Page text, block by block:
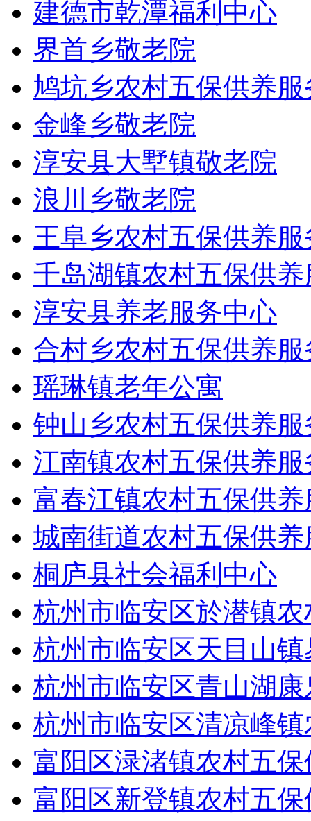
建德市乾潭福利中心
界首乡敬老院
鸠坑乡农村五保供养
金峰乡敬老院
淳安县大墅镇敬老院
浪川乡敬老院
王阜乡农村五保供养
千岛湖镇农村五保供
淳安县养老服务中心
合村乡农村五保供养
瑶琳镇老年公寓
钟山乡农村五保供养
江南镇农村五保供养
富春江镇农村五保供
城南街道农村五保供
桐庐县社会福利中心
杭州市临安区於潜镇
杭州市临安区天目山
杭州市临安区青山湖
杭州市临安区清凉峰
富阳区渌渚镇农村五
富阳区新登镇农村五